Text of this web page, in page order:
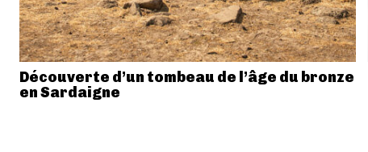
Découverte d’un tombeau de l’âge du bronze
en Sardaigne